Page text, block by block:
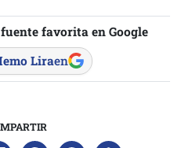
favorita en Google
Liraen